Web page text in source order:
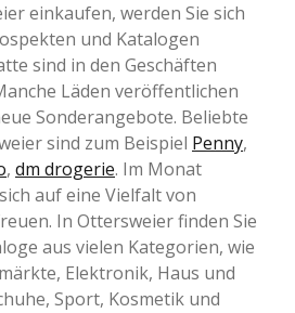
einkaufen, werden Sie sich
und Katalogen
sind in den Geschäften
Läden veröffentlichen
Sonderangebote. Beliebte
sind zum Beispiel Penny,
, dm drogerie. Im Monat
auf eine Vielfalt von
In Ottersweier finden Sie
aus vielen Kategorien, wie
Elektronik, Haus und
Sport, Kosmetik und